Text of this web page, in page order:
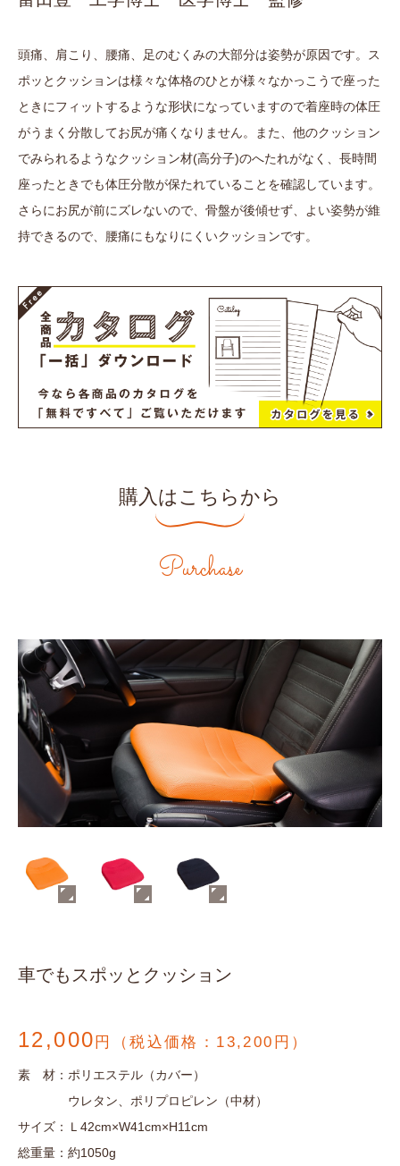
頭痛、肩こり、腰痛、足のむくみの大部分は姿勢が原因です。ス
ポッとクッションは様々な体格のひとが様々なかっこうで座った
ときにフィットするような形状になっていますので着座時の体圧
がうまく分散してお尻が痛くなりません。また、他のクッション
でみられるようなクッション材(高分子)のへたれがなく、長時間
座ったときでも体圧分散が保たれていることを確認しています。
さらにお尻が前にズレないので、骨盤が後傾せず、よい姿勢が維
持できるので、腰痛にもなりにくいクッションです。
購入はこちらから
Purchase
車でもスポッとクッション
12,000 円（税込価格：13,200円）
素 材 ：ポリエステル（カバー）
ウレタン、ポリプロピレン（中材）
サイズ ：Ｌ42cm×W41cm×H11cm
総重量 ：約1050g